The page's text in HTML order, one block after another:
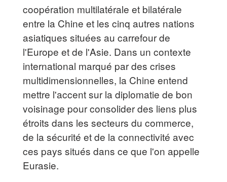
coopération multilatérale et bilatérale
entre la Chine et les cinq autres nations
asiatiques situées au carrefour de
l'Europe et de l'Asie. Dans un contexte
international marqué par des crises
multidimensionnelles, la Chine entend
mettre l'accent sur la diplomatie de bon
voisinage pour consolider des liens plus
étroits dans les secteurs du commerce,
de la sécurité et de la connectivité avec
ces pays situés dans ce que l'on appelle
Eurasie.